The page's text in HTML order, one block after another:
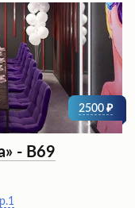
это место
празднования
2500
- В69